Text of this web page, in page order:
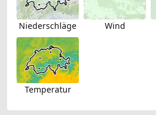
Niederschläge Wind
Temperatur